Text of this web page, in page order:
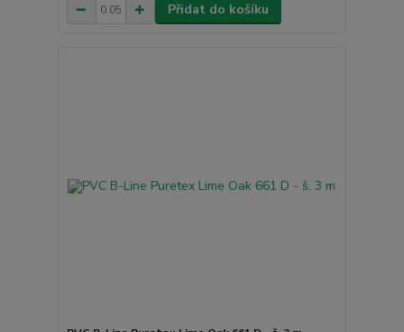
Přidat do košíku